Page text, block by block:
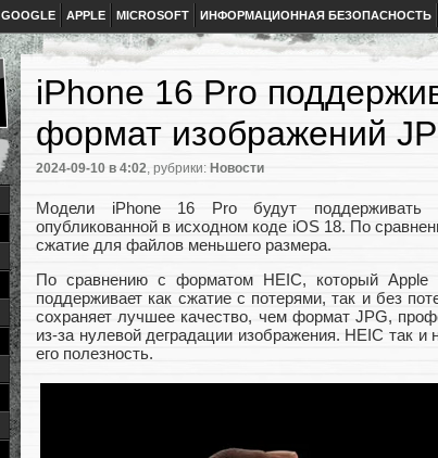
GOOGLE APPLE MICROSOFT ИНФОРМАЦИОННАЯ БЕЗОПАСНОСТЬ
iPhone 16 Pro
формат изображений
2024-09-10 в 4:02, рубрики: Новости
Модели iPhone 16 Pro будут поддерживать
опубликованной в исходном коде iOS 18. По
сжатие для файлов меньшего размера.
По сравнению с форматом HEIC, который Apple
поддерживает как сжатие с потерями, так и без
сохраняет лучшее качество, чем формат JPG,
из-за нулевой деградации изображения. HEIC так
его полезность.